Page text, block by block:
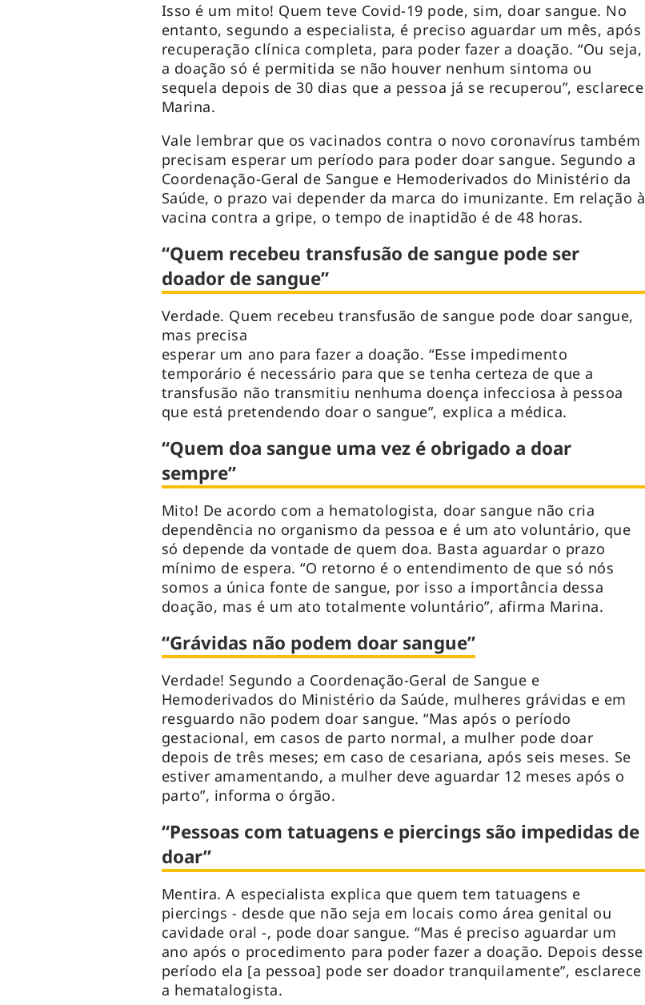
Isso é um mito! Quem teve Covid-19 pode, sim, doar sangue. No
entanto, segundo a especialista, é preciso aguardar um mês, após
recuperação clínica completa, para poder fazer a doação. “Ou seja,
a doação só é permitida se não houver nenhum sintoma ou
sequela depois de 30 dias que a pessoa já se recuperou”, esclarece
Marina.
Vale lembrar que os vacinados contra o novo coronavírus também
precisam esperar um período para poder doar sangue. Segundo a
Coordenação-Geral de Sangue e Hemoderivados do Ministério da
Saúde, o prazo vai depender da marca do imunizante. Em relação à
vacina contra a gripe, o tempo de inaptidão é de 48 horas.
“Quem recebeu transfusão de sangue pode ser
doador de sangue”
Verdade. Quem recebeu transfusão de sangue pode doar sangue,
mas precisa
esperar um ano para fazer a doação. “Esse impedimento
temporário é necessário para que se tenha certeza de que a
transfusão não transmitiu nenhuma doença infecciosa à pessoa
que está pretendendo doar o sangue”, explica a médica.
“Quem doa sangue uma vez é obrigado a doar
sempre”
Mito! De acordo com a hematologista, doar sangue não cria
dependência no organismo da pessoa e é um ato voluntário, que
só depende da vontade de quem doa. Basta aguardar o prazo
mínimo de espera. “O retorno é o entendimento de que só nós
somos a única fonte de sangue, por isso a importância dessa
doação, mas é um ato totalmente voluntário”, afirma Marina.
“Grávidas não podem doar sangue”
Verdade! Segundo a Coordenação-Geral de Sangue e
Hemoderivados do Ministério da Saúde, mulheres grávidas e em
resguardo não podem doar sangue. “Mas após o período
gestacional, em casos de parto normal, a mulher pode doar
depois de três meses; em caso de cesariana, após seis meses. Se
estiver amamentando, a mulher deve aguardar 12 meses após o
parto”, informa o órgão.
“Pessoas com tatuagens e piercings são impedidas de
doar”
Mentira. A especialista explica que quem tem tatuagens e
piercings - desde que não seja em locais como área genital ou
cavidade oral -, pode doar sangue. “Mas é preciso aguardar um
ano após o procedimento para poder fazer a doação. Depois desse
período ela [a pessoa] pode ser doador tranquilamente”, esclarece
a hematalogista.